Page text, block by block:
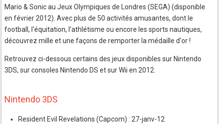
Mario & Sonic au Jeux Olympiques de Londres (SEGA) (disponible
en février 2012). Avec plus de 50 activités amusantes, dont le
football, l'équitation, l'athlétisme ou encore les sports nautiques,
découvrez mille et une façons de remporter la médaille d'or !
Retrouvez ci-dessous certains des jeux disponibles sur Nintendo
3DS, sur consoles Nintendo DS et sur Wii en 2012.
Nintendo 3DS
Resident Evil Revelations (Capcom) : 27-janv-12